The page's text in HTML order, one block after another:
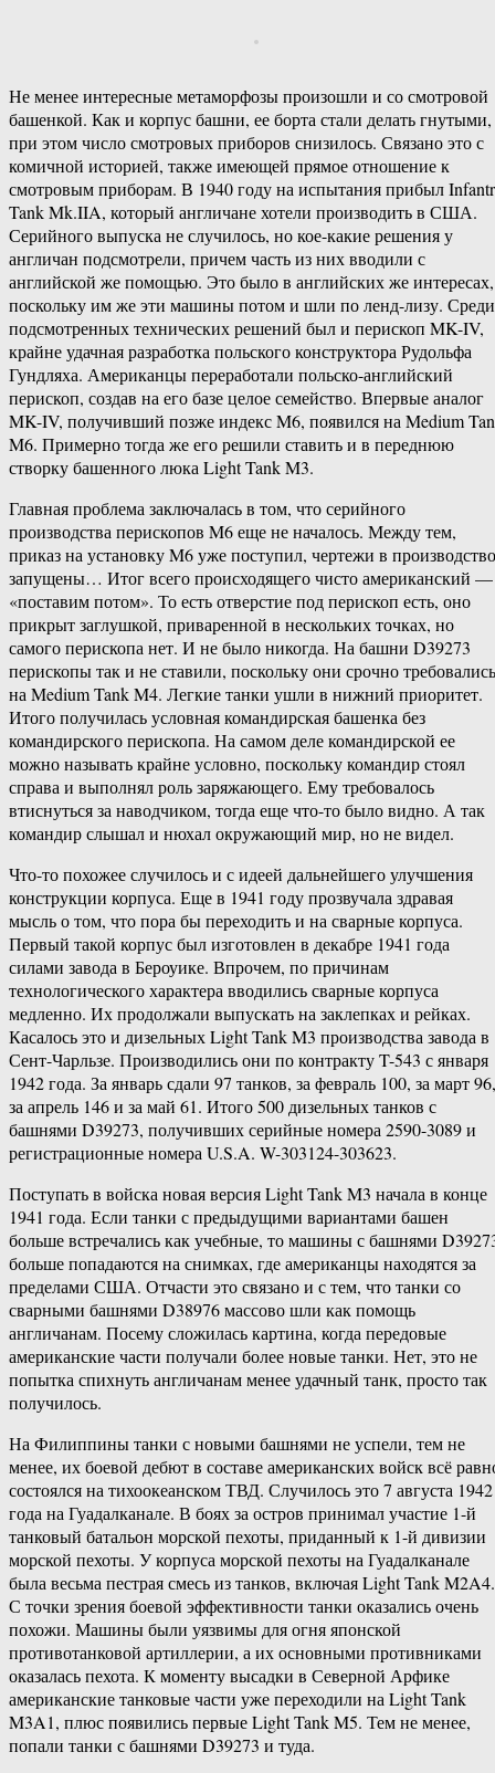
Не менее интересные метаморфозы произошли и со смотровой
башенкой. Как и корпус башни, ее борта стали делать гнутыми,
при этом число смотровых приборов снизилось. Связано это с
комичной историей, также имеющей прямое отношение к
смотровым приборам. В 1940 году на испытания прибыл
Tank Mk.IIA, который англичане хотели производить в США.
Серийного выпуска не случилось, но кое-какие решения у
англичан подсмотрели, причем часть из них вводили с
английской же помощью. Это было в английских же интересах,
поскольку им же эти машины потом и шли по ленд-лизу. Среди
подсмотренных технических решений был и перископ MK-IV,
крайне удачная разработка польского конструктора Рудольфа
Гундляха. Американцы переработали польско-английский
перископ, создав на его базе целое семейство. Впервые аналог
MK-IV, получивший позже индекс M6, появился на Medium
M6. Примерно тогда же его решили ставить и в переднюю
створку башенного люка Light Tank M3.
Главная проблема заключалась в том, что серийного
производства перископов M6 еще не началось. Между тем,
приказ на установку M6 уже поступил, чертежи в производство
запущены… Итог всего происходящего чисто американский —
«поставим потом». То есть отверстие под перископ есть, оно
прикрыт заглушкой, приваренной в нескольких точках, но
самого перископа нет. И не было никогда. На башни D39273
перископы так и не ставили, поскольку они срочно требовались
на Medium Tank M4. Легкие танки ушли в нижний приоритет.
Итого получилась условная командирская башенка без
командирского перископа. На самом деле командирской ее
можно называть крайне условно, поскольку командир стоял
справа и выполнял роль заряжающего. Ему требовалось
втиснуться за наводчиком, тогда еще что-то было видно. А так
командир слышал и нюхал окружающий мир, но не видел.
Что-то похожее случилось и с идеей дальнейшего улучшения
конструкции корпуса. Еще в 1941 году прозвучала здравая
мысль о том, что пора бы переходить и на сварные корпуса.
Первый такой корпус был изготовлен в декабре 1941 года
силами завода в Бероуике. Впрочем, по причинам
технологического характера вводились сварные корпуса
медленно. Их продолжали выпускать на заклепках и рейках.
Касалось это и дизельных Light Tank M3 производства завода в
Сент-Чарльзе. Производились они по контракту T-543 с января
1942 года. За январь сдали 97 танков, за февраль 100, за март 96,
за апрель 146 и за май 61. Итого 500 дизельных танков с
башнями D39273, получивших серийные номера 2590-3089 и
регистрационные номера U.S.A. W-303124-303623.
Поступать в войска новая версия Light Tank M3 начала в конце
1941 года. Если танки с предыдущими вариантами башен
больше встречались как учебные, то машины с башнями
больше попадаются на снимках, где американцы находятся за
пределами США. Отчасти это связано и с тем, что танки со
сварными башнями D38976 массово шли как помощь
англичанам. Посему сложилась картина, когда передовые
американские части получали более новые танки. Нет, это не
попытка спихнуть англичанам менее удачный танк, просто так
получилось.
На Филиппины танки с новыми башнями не успели, тем не
менее, их боевой дебют в составе американских войск всё
состоялся на тихоокеанском ТВД. Случилось это 7 августа 1942
года на Гуадалканале. В боях за остров принимал участие 1-й
танковый батальон морской пехоты, приданный к 1-й дивизии
морской пехоты. У корпуса морской пехоты на Гуадалканале
была весьма пестрая смесь из танков, включая Light Tank M2A4.
С точки зрения боевой эффективности танки оказались очень
похожи. Машины были уязвимы для огня японской
противотанковой артиллерии, а их основными противниками
оказалась пехота. К моменту высадки в Северной Арфике
американские танковые части уже переходили на Light Tank
M3A1, плюс появились первые Light Tank M5. Тем не менее,
попали танки с башнями D39273 и туда.